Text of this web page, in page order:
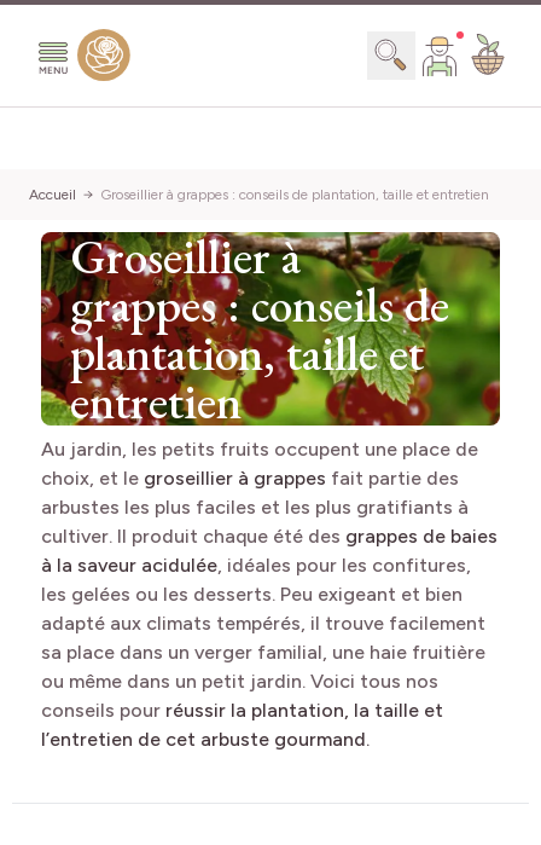
Chercher
Accueil Groseillier à grappes : conseils de plantation, taille et entretien
Groseillier à
grappes : conseils de
plantation, taille et
entretien
Au jardin, les petits fruits occupent une place de
choix, et le groseillier à grappes fait partie des
arbustes les plus faciles et les plus gratifiants à
cultiver. Il produit chaque été des grappes de baies
à la saveur acidulée, idéales pour les confitures,
les gelées ou les desserts. Peu exigeant et bien
adapté aux climats tempérés, il trouve facilement
sa place dans un verger familial, une haie fruitière
ou même dans un petit jardin. Voici tous nos
conseils pour réussir la plantation, la taille et
l’entretien de cet arbuste gourmand.